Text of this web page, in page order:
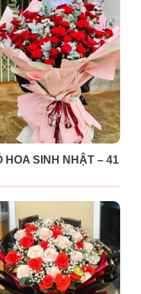
HOA SINH NHẬT – 41